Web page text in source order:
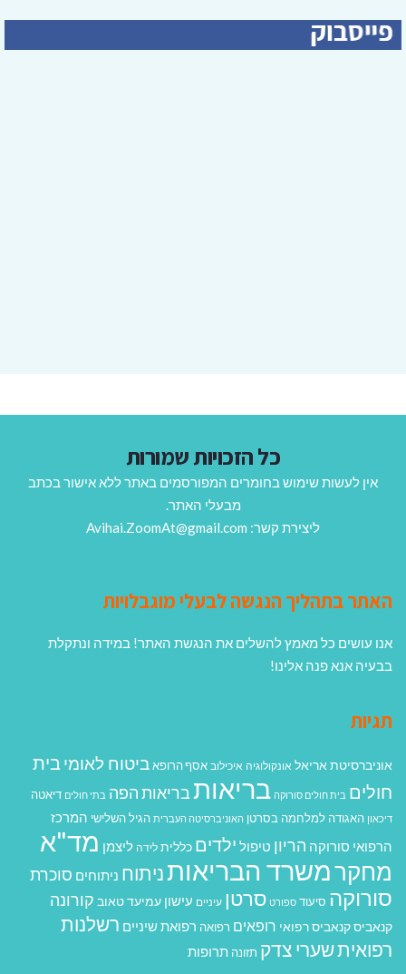
כל הזכויות שמורות
אין לעשות שימוש בחומרים המפורסמים באתר ללא אישור בכתב
מבעלי האתר.
ליצירת קשר: Avihai.ZoomAt@gmail.com
האתר בתהליך הנגשה לבעלי מוגבלויות
אנו עושים כל מאמץ להשלים את הנגשת האתר! במידה ונתקלת
בבעיה אנא פנה אלינו!
תגיות
אוניברסיטת אריאל אונקולוגיה איכילוב אסף הרופא ביטוח לאומיבית
חולים בית חולים סורוקה בריאותבריאות הפה בתי חולים דיאטה
דיכאון האגודה למלחמה בסרטן האוניברסיטה העברית הגיל השלישי המרכז
הרפואי סורוקה הריון טיפול ילדים כללית לידה ליצמן מד"א
מחקרמשרד הבריאותניתוח ניתוחים סוכרת
סורוקה סיעוד ספורט סרטן עיניים עישון עמיעד טאוב קורונה
קנאביסקנאביס רפואי רופאים רפואה רפואת שיניים רשלנות
רפואיתשערי צדק תזונה תרופות